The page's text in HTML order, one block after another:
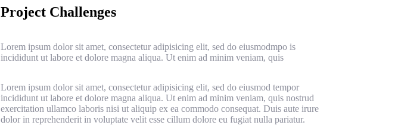
Project Challenges
Lorem ipsum dolor sit amet, consectetur adipisicing elit, sed do eiusmodmpo is
incididunt ut labore et dolore magna aliqua. Ut enim ad minim veniam, quis
Lorem ipsum dolor sit amet, consectetur adipisicing elit, sed do eiusmod tempor
incididunt ut labore et dolore magna aliqua. Ut enim ad minim veniam, quis nostrud
exercitation ullamco laboris nisi ut aliquip ex ea commodo consequat. Duis aute irure
dolor in reprehenderit in voluptate velit esse cillum dolore eu fugiat nulla pariatur.